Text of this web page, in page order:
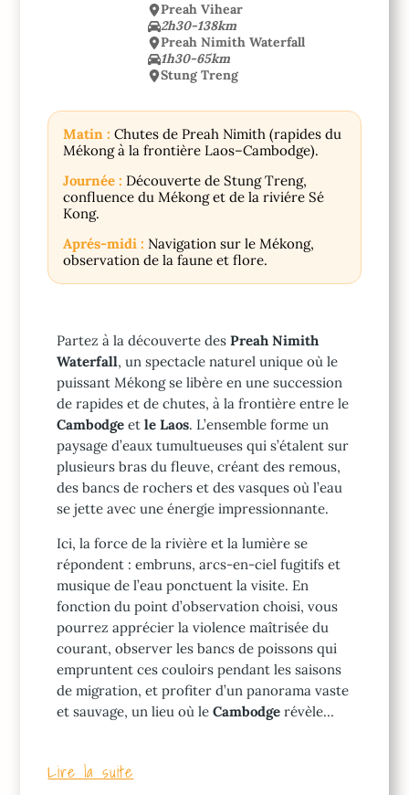
Preah Vihear
2h30-138km
Preah Nimith Waterfall
1h30-65km
Stung Treng
Matin : Chutes de Preah Nimith (rapides du
Mékong à la frontière Laos–Cambodge).
Journée : Découverte de Stung Treng,
confluence du Mékong et de la riviére Sé
Kong.
Aprés-midi : Navigation sur le Mékong,
observation de la faune et flore.
Partez à la découverte desPreah Nimith
Waterfall, un spectacle naturel unique où le
puissant Mékong se libère en une succession
de rapides et de chutes, à la frontière entre le
Cambodge etle Laos. L’ensemble forme un
paysage d’eaux tumultueuses qui s’étalent sur
plusieurs bras du fleuve, créant des remous,
des bancs de rochers et des vasques où l’eau
se jette avec une énergie impressionnante.
Ici, la force de la rivière et la lumière se
répondent : embruns, arcs-en-ciel fugitifs et
musique de l’eau ponctuent la visite. En
fonction du point d’observation choisi, vous
pourrez apprécier la violence maîtrisée du
courant, observer les bancs de poissons qui
empruntent ces couloirs pendant les saisons
de migration, et profiter d’un panorama vaste
et sauvage, un lieu où leCambodge révèle…
Lire la suite